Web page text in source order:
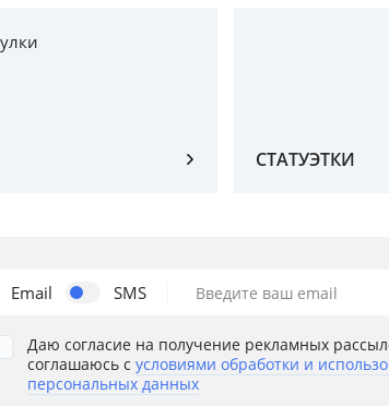
СТАТУЭТКИ
Email SMS Введите ваш email
Даю согласие на получение рекламных
соглашаюсь с условиями обработки и
персональных данных